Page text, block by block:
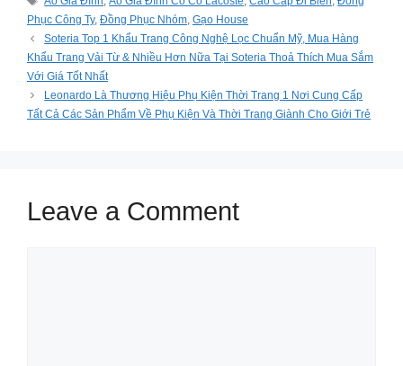
Phục Công Ty, Đồng Phục Nhóm, Gạo House
Soteria Top 1 Khẩu Trang Công Nghệ Lọc Chuẩn Mỹ, Mua Hàng
Khẩu Trang Vải Từ & Nhiều Hơn Nữa Tại Soteria Thoả Thích Mua Sắm
Với Giá Tốt Nhất
Leonardo Là Thương Hiệu Phụ Kiện Thời Trang 1 Nơi Cung Cấp
Tất Cả Các Sản Phẩm Về Phụ Kiện Và Thời Trang Giành Cho Giới Trẻ
Leave a Comment